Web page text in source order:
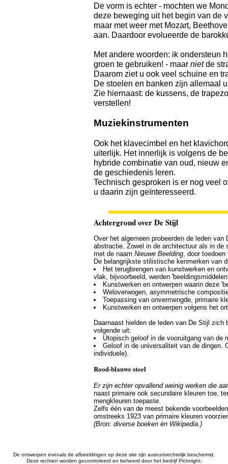
De vorm is echter - mochten we
deze beweging uit het begin van de
maar met weer met Mozart,
aan. Daardoor evolueerde de
Met andere woorden: ik ondersteun
groen te gebruiken! - maar nietde
Daarom ziet u ook veel schuine en
De stoelen en banken zijn allemaal
Zie hiernaast: de kussens, de
verstellen!
Muziekinstrumenten
Ook het klavecimbel en het
uiterlijk. Het innerlijk is volgens de
hybride combinatie van oud, nieuw
de geschiedenis leren.
Technisch gesproken is er nog veel
u daarin zijn geïnteresseerd.
Achtergrond over De Stijl
Over het algemeen probeerden de leden
abstractie. Zowel in de architectuur als in de
met de naam Nieuwe Beelding, door
De belangrijkste stilistische kenmerken van
Het terugbrengen van kunstwerken en
vlak, bijvoorbeeld, werden
Kunstwerken en ontwerpen waarin deze
Weloverwogen, asymmetrische
Toepassing van onvermengde, primaire
Kunstwerken en ontwerpen volgens het
Daarnaast hielden de leden van De Stijl
volgende uit:
Utopisch geloof in de vooruitgang van de
Geloof in de universaliteit van de dingen.
individuele).
Rood-blauwe stoel
Er zijn echter opvallend weinig werken die
naast primaire ook secundaire kleuren toe,
mengkleuren toepaste.
Zelfs één van de meest bekende
omstreeks 1923 van primaire kleuren
(Bron: diverse boeken èn Wikipedia.)
De ontwerpen evenals de afbeeldingen op deze site zijn auteursrechtelijk beschermd.
Deze rechten worden gecontroleerd en beheerd door het bedrijf Pictoright.